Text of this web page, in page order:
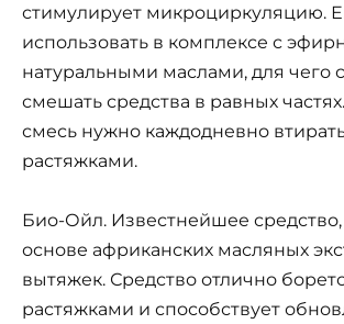
стимулирует микроциркуляцию.
использовать в комплексе с
натуральными маслами, для чего
смешать средства в равных
смесь нужно каждодневно
растяжками.
Био-Ойл. Известнейшее средство,
основе африканских масляных
вытяжек. Средство отлично
растяжками и способствует